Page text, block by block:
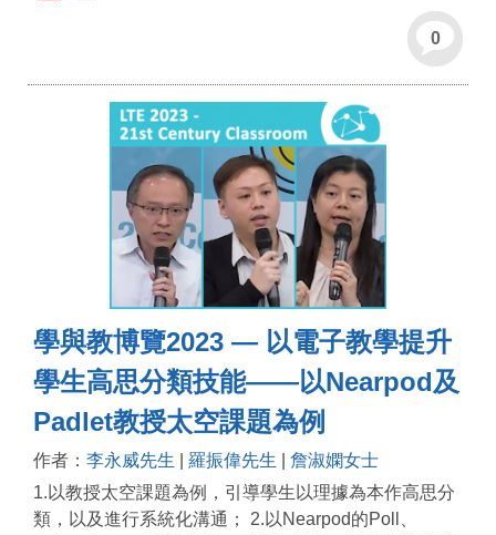
0
學與教博覽2023 — 以電子教學提升
學生高思分類技能——以Nearpod及
Padlet教授太空課題為例
作者： 李永威先生 羅振偉先生
詹淑嫻女士
1.以教授太空課題為例，引導學生以理據為本作高思分
類，以及進行系統化溝通； 2.以Nearpod的Poll、